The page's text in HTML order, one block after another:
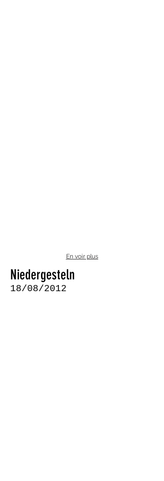
En voir plus
Niedergesteln
18/08/2012